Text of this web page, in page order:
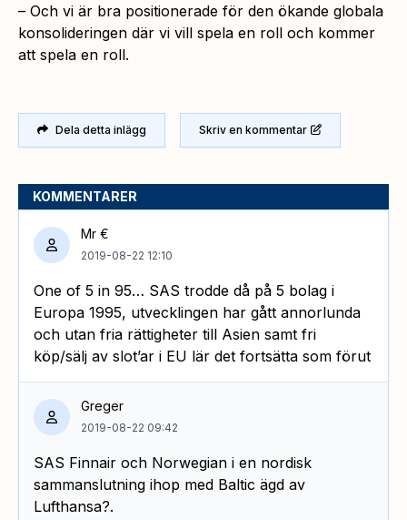
– Och vi är bra positionerade för den ökande globala
konsolideringen där vi vill spela en roll och kommer
att spela en roll.
Dela detta inlägg Skriv en kommentar
KOMMENTARER
Mr €
2019-08-22 12:10
One of 5 in 95… SAS trodde då på 5 bolag i
Europa 1995, utvecklingen har gått annorlunda
och utan fria rättigheter till Asien samt fri
köp/sälj av slot’ar i EU lär det fortsätta som förut
Greger
2019-08-22 09:42
SAS Finnair och Norwegian i en nordisk
sammanslutning ihop med Baltic ägd av
Lufthansa?.